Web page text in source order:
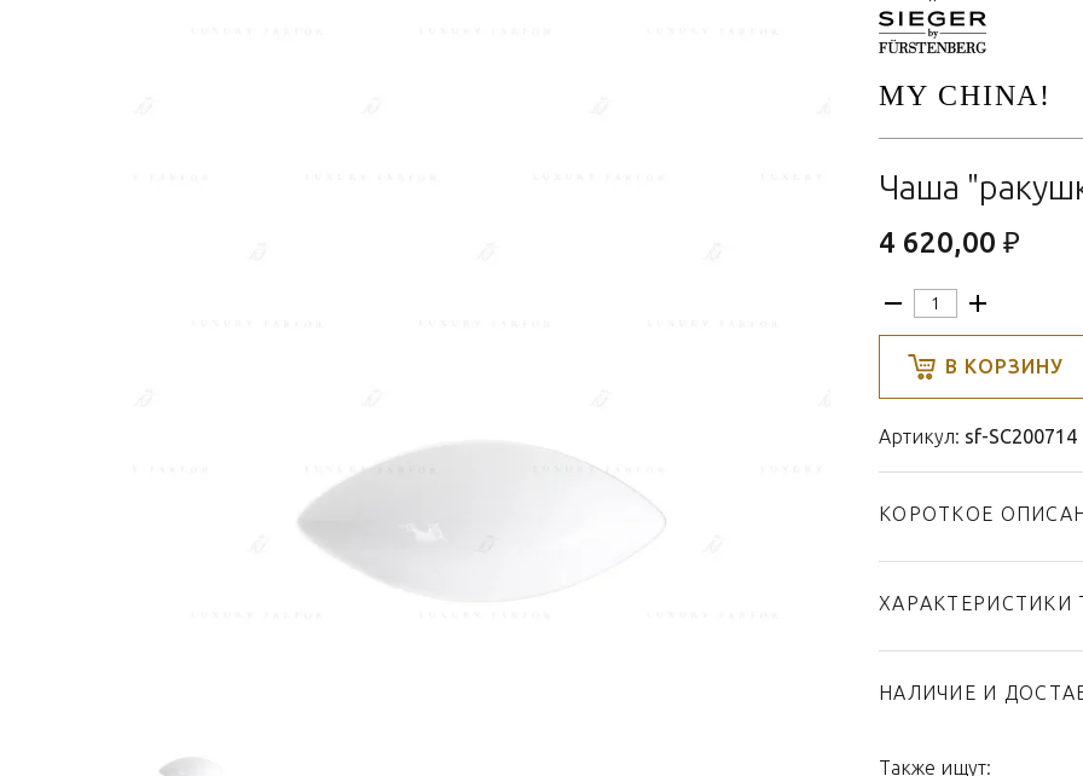
MY CHINA!
Чаша
4 620,00 ₽
В КОРЗИНУ
Артикул: sf-SC200714
КОРОТКОЕ
ХАРАКТЕРИСТИКИ
Коллекция
НАЛИЧИЕ И
Также ищут: